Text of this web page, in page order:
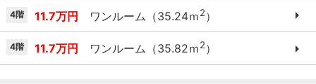
4階 11.7万円 ワンルーム（35.24ｍ2）
4階 11.7万円 ワンルーム（35.82ｍ2）